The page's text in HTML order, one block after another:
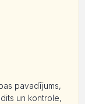
pavadījums,
un kontrole,